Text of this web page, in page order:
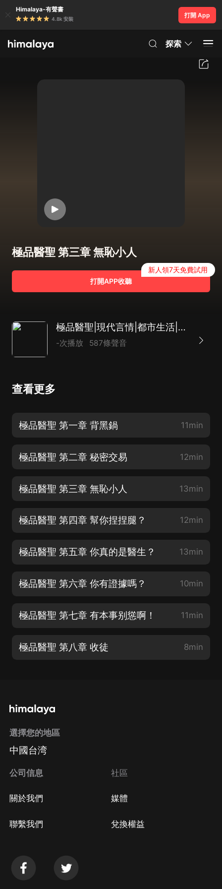
Himalaya-有聲書
4.8k 安裝
打開 App
探索
極品醫聖 第三章 無恥小人
打開APP收聽
新人領7天免費試用
極品醫聖|現代言情|都市生活|超能|男頻|AI多播
-次播放 587條聲音
查看更多
極品醫聖 第一章 背黑鍋 11min
極品醫聖 第二章 秘密交易 12min
極品醫聖 第三章 無恥小人 13min
極品醫聖 第四章 幫你捏捏腿？ 12min
極品醫聖 第五章 你真的是醫生？ 13min
極品醫聖 第六章 你有證據嗎？ 10min
極品醫聖 第七章 有本事别慫啊！ 11min
極品醫聖 第八章 收徒 8min
選擇您的地區
中國台湾
公司信息
關於我們
聯繫我們
社區
媒體
兌換權益